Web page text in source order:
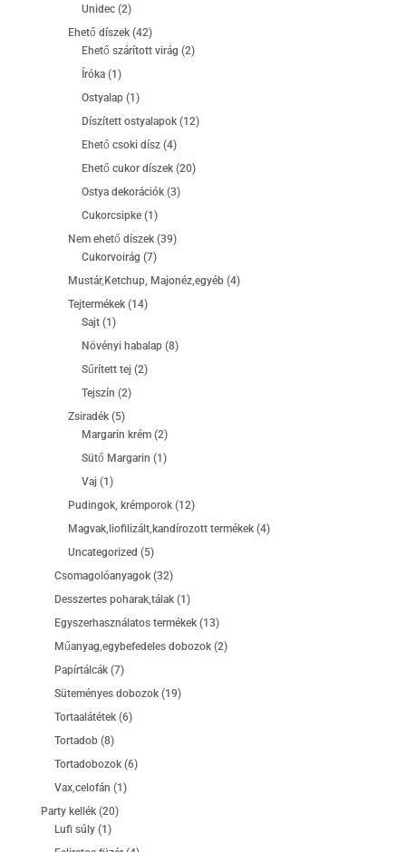
Unidec 22
termék
Ehető díszek 4242
termék
Ehető szárított virág 22
Íróka 11
termék
Ostyalap 11
termék
Díszített ostyalapok 1212
Ehető csoki dísz 44
termék
Ehető cukor díszek 2020
Ostya dekorációk 33
Cukorcsipke 11
termék
Nem ehető díszek 3939
Cukorvoirág 77
termék
Mustár,Ketchup, Majonéz,egyéb 44
Tejtermékek 1414
Sajt 11
termék
Növényi habalap 88
Sűrített tej 22
Tejszín 22
Zsiradék 55
termék
Margarin krém 22
termék
Sütő Margarin 11
Vaj 11
termék
Pudingok, krémporok 1212
Magvak,liofilizált,kandírozott termékek 44
Uncategorized 55
termék
Csomagolóanyagok 3232
termék
Desszertes poharak,tálak 11
termék
Egyszerhasználatos termékek 1313
termék
Műanyag,egybefedeles dobozok 22
Papírtálcák 77
termék
Süteményes dobozok 1919
Tortaalátétek 66
Tortadob 88
termék
Tortadobozok 66
Vax,celofán 11
Party kellék 2020
Lufi súly 11
termék